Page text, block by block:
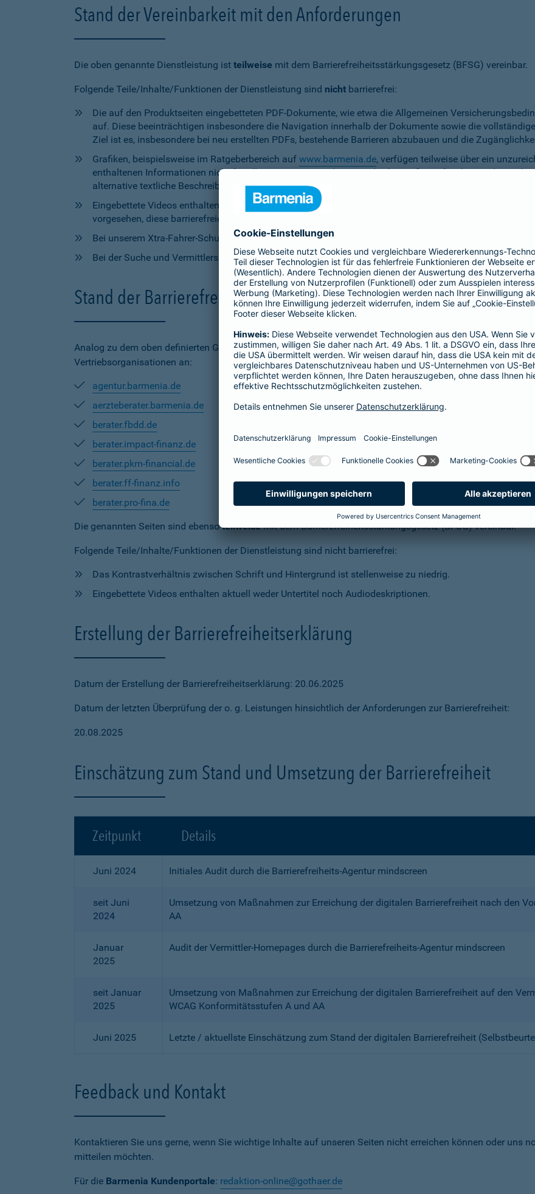
Stand der Vereinbarkeit mit den Anforderungen
Die oben genannte Dienstleistung ist teilweise mit dem Barrierefreiheitsstärkungsgesetz (BFSG) vereinbar.
Folgende Teile/Inhalte/Funktionen der Dienstleistung sind nicht barrierefrei:
Die auf den Produktseiten eingebetteten PDF-Dokumente, wie etwa die Allgemeinen
auf. Diese beeinträchtigen insbesondere die Navigation innerhalb der Dokumente sowie die
Ziel ist es, insbesondere bei neu erstellten PDFs, bestehende Barrieren abzubauen und die
Grafiken, beispielsweise im Ratgeberbereich auf www.barmenia.de, verfügen teilweise über ein
enthaltenen Informationen nicht für alle Nutzerinnen und Nutzer gleichermaßen erfassbar sind. Um
alternative textliche Beschreibungen zur Verfügung zu stellen.
Eingebettete Videos enthalten aktuell weder Untertitel noch Audiodeskriptionen, was ihre
vorgesehen, diese barrierefreien Elemente bereitzustellen.
Bei unserem Xtra-Fahrer-Schutz kann die Anpassung der zu versichernden Tage momentan nicht per
Bei der Suche und Vermittlersuche auf barmenia.de ist das Kontrastverhältnis zwischen Schrift und
Stand der Barrierefreiheit auf den Vermittler-Homepages
Analog zu dem oben definierten Geltungsbereich streben wir die Umsetzung der digitalen Barrierefreiheit
Vertriebsorganisationen an:
agentur.barmenia.de
aerzteberater.barmenia.de
berater.fbdd.de
berater.impact-finanz.de
berater.pkm-financial.de
berater.ff-finanz.info
berater.pro-fina.de
Die genannten Seiten sind ebensoteilweisemit dem Barrierefreiheitsstärkungsgesetz (BFSG) vereinbar.
Folgende Teile/Inhalte/Funktionen der Dienstleistung sind nicht barrierefrei:
Das Kontrastverhältnis zwischen Schrift und Hintergrund ist stellenweise zu niedrig.
Eingebettete Videos enthalten aktuell weder Untertitel noch Audiodeskriptionen.
Erstellung der Barrierefreiheitserklärung
Datum der Erstellung der Barrierefreiheitserklärung: 20.06.2025
Datum der letzten Überprüfung der o. g. Leistungen hinsichtlich der Anforderungen zur Barrierefreiheit:
20.08.2025
Einschätzung zum Stand und Umsetzung der Barrierefreiheit
Zeitpunkt Details
Juni 2024 Initiales Audit durch die Barrierefreiheits-Agentur mindscreen
seit Juni
2024
Umsetzung von Maßnahmen zur Erreichung der digitalen Barrierefreiheit nach den
AA
Januar
2025
Audit der Vermittler-Homepages durch die Barrierefreiheits-Agentur mindscreen
seit Januar
2025
Umsetzung von Maßnahmen zur Erreichung der digitalen Barrierefreiheit auf den
WCAG Konformitätsstufen A und AA
Juni 2025 Letzte / aktuellste Einschätzung zum Stand der digitalen Barrierefreiheit
Feedback und Kontakt
Kontaktieren Sie uns gerne, wenn Sie wichtige Inhalte auf unseren Seiten nicht erreichen können oder uns
mitteilen möchten.
Für die Barmenia Kundenportale: redaktion-online@gothaer.de